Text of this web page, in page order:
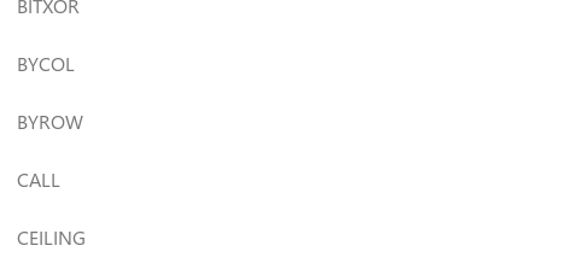
BITXOR
BYCOL
BYROW
CALL
CEILING